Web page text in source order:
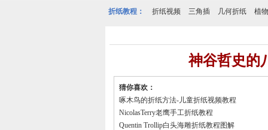
折纸教程： 折纸视频 三角插 几何折纸 植
神谷哲史的
猜你喜欢：
啄木鸟的折纸方法-儿童折纸视频教程
NicolasTerry老鹰手工折纸教程
Quentin Trollip白头海雕折纸教程图解